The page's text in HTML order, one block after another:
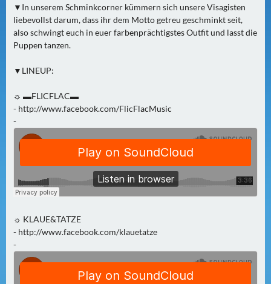
E
N
(
)
N
C
H
E
F
R
E
T
▼In unserem Schminkcorner kümmern sich unsere Visagisten
liebevollst darum, dass ihr dem Motto getreu geschminkt seit,
also schwingt euch in euer farbenprächtigstes Outfit und lasst die
Puppen tanzen.
▼LINEUP:
☼ ▬FLICFLAC▬
- http://www.facebook.com/FlicFlacMusic
-
☼ KLAUE&TATZE
- http://www.facebook.com/klauetatze
-